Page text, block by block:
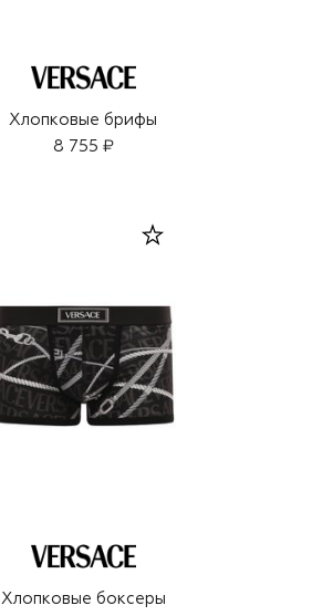
Хлопковые брифы
8 755 ₽
Хлопковые боксеры